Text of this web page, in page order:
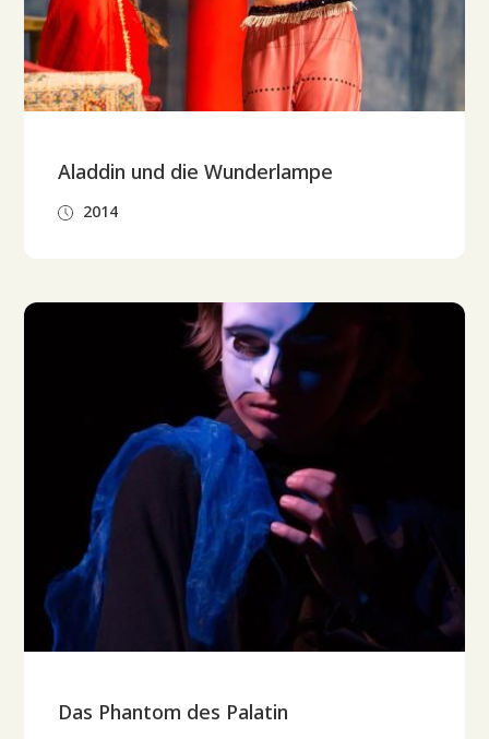
Aladdin und die Wunderlampe
2014
Das Phantom des Palatin